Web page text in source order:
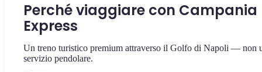
Perché viaggiare con Campania
Express
Un treno turistico premium attraverso il Golfo di Napoli — non
servizio pendolare.